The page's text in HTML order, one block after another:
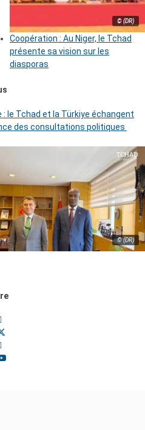
© (DR)
Coopération : Au Niger, le Tchad
présente sa vision sur les
diasporas
: le Tchad et la Türkiye échangent
des consultations politiques
© (DR)